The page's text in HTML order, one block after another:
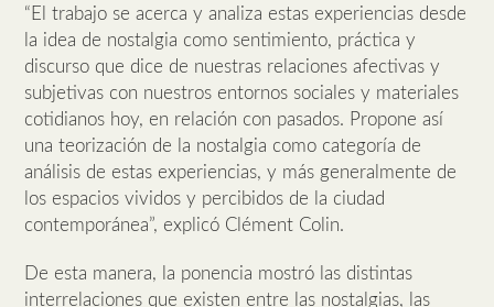
“El trabajo se acerca y analiza estas experiencias desde
la idea de nostalgia como sentimiento, práctica y
discurso que dice de nuestras relaciones afectivas y
subjetivas con nuestros entornos sociales y materiales
cotidianos hoy, en relación con pasados. Propone así
una teorización de la nostalgia como categoría de
análisis de estas experiencias, y más generalmente de
los espacios vividos y percibidos de la ciudad
contemporánea”, explicó Clément Colin.
De esta manera, la ponencia mostró las distintas
interrelaciones que existen entre las nostalgias, las